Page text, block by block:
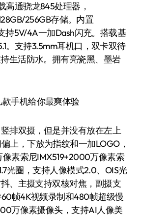
高通骁龙845处理器，
256GB存储。内置
持5V/4A一加Dash闪充。搭载基
。支持3.5mm耳机口，双卡双待
生活防水。拥有亮瓷黑、墨岩
排双摄，但是并没有放在左上
上，下放为指纹和一加LOGO，
素索尼IMX519+2000万像素索
光圈，支持人像模式2.0、OIS光
、主摄支持双核对焦，副摄支
帧4K视频录制和480帧超级慢
万像素摄像头，支持AI人像美